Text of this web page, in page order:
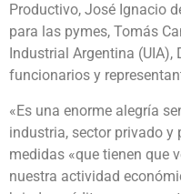
Productivo, José Ignacio
para las pymes, Tomás
Industrial Argentina (UIA),
funcionarios y
«Es una enorme alegría
industria, sector privado y
medidas «que tienen que
nuestra actividad